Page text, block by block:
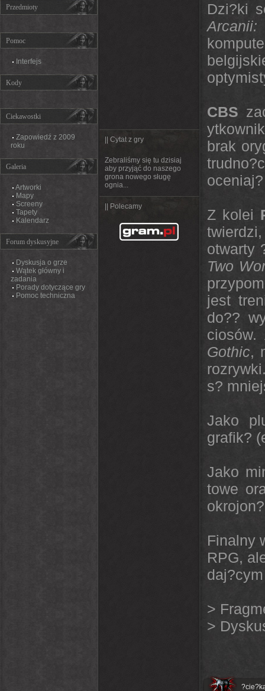
Przedmioty
Pomoc
Interfejs
Kody
Ciekawostki
Zapowiedź z 2009
roku
Galeria
Artworki
Mapy
Screeny
Tapety
Kalendarz
Forum dyskusyjne
Dyskusja o grze
Wątek główny i
zadania
Porady dotyczące gry
Pomoc techniczna
|| Cytat z gry
Zebraliśmy się tu dzisiaj
aby przyjąć do naszego
grona nowego sługę
ognia...
|| Polecamy
Dzi?ki
CBS
brak
Z kolei
otwarty
Two
jest
do??
Gothic,
s?
Jako
grafik?
Jako
towe
Finalny
RPG,
>
>